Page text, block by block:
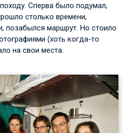
Сперва было подумал,
столько времени,
позабылся маршрут. Но стоило
(хоть когда-то
на свои места.